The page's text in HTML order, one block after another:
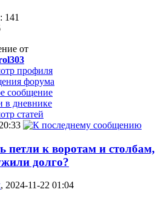
141
от
профиля
форума
сообщение
в дневнике
статей
20:33
петли к воротам и столбам,
долго?
, 2024-11-22 01:04